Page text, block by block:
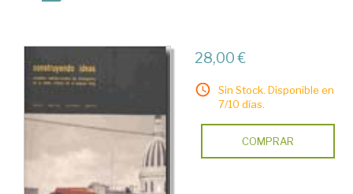
28,00 €
Sin Stock. Disponible en
7/10 días.
COMPRAR